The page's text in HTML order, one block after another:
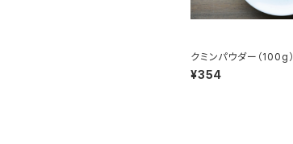
クミンパウダー（100g）
¥354